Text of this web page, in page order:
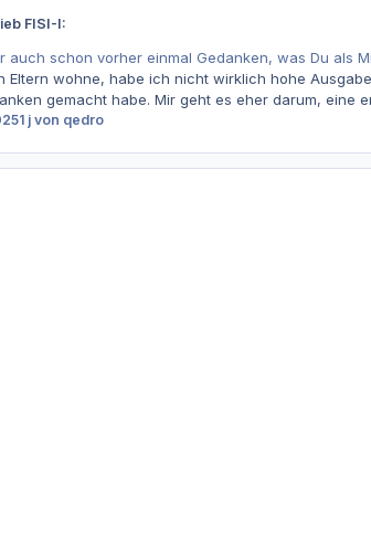
FISI-I:
auch schon vorher einmal Gedanken, was Du als
Eltern wohne, habe ich nicht wirklich hohe
gemacht habe. Mir geht es eher darum, eine
1 jvon qedro